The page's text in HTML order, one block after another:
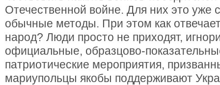
Отечественной войне. Для них это уже
обычные методы. При этом как
народ? Люди просто не приходят,
официальные, образцово-
патриотические мероприятия,
мариупольцы якобы поддерживают